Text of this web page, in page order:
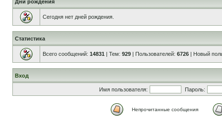
Дни рождения
Сегодня нет дней рождения.
Статистика
Всего сообщений: 14831 | Тем: 929 | Пользователей: 6726 | Новый
Вход
Имя пользователя: Пароль:
Непрочитанные сообщения